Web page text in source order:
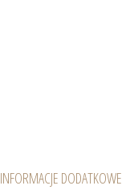
INFORMACJE DODATKOWE